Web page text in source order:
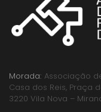
Morada: Associação
Casa dos Reis, Praça
3220 Vila Nova –